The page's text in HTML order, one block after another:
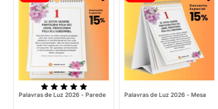
Palavras de Luz 2026 - Parede Palavras de Luz 2026 - Mesa